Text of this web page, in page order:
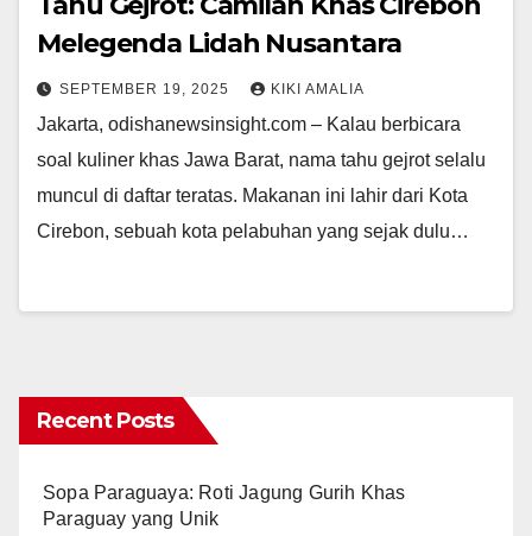
Melegenda Lidah Nusantara
SEPTEMBER 19, 2025 KIKI AMALIA
Jakarta, odishanewsinsight.com – Kalau berbicara
soal kuliner khas Jawa Barat, nama tahu gejrot selalu
muncul di daftar teratas. Makanan ini lahir dari Kota
Cirebon, sebuah kota pelabuhan yang sejak dulu…
Recent Posts
Sopa Paraguaya: Roti Jagung Gurih Khas
Paraguay yang Unik